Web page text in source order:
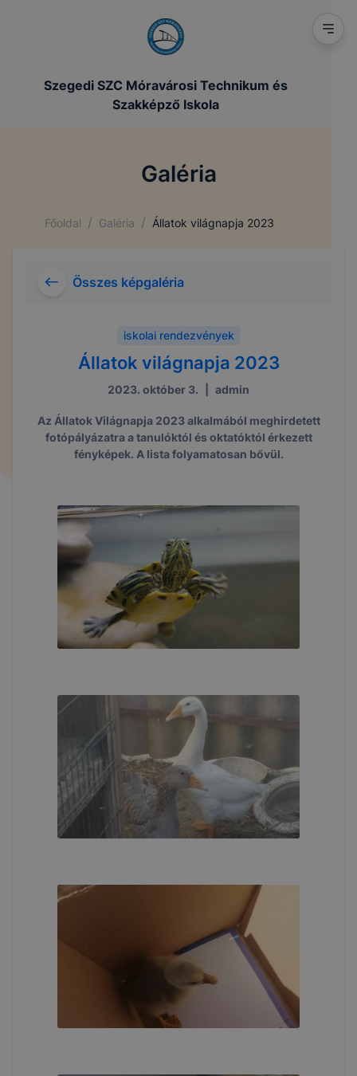
Szegedi SZC Móravárosi Technikum és
Szakképző Iskola
Galéria
Főoldal / Galéria / Állatok világnapja 2023
Összes képgaléria
iskolai rendezvények
Állatok világnapja 2023
2023. október 3. admin
Az Állatok Világnapja 2023 alkalmából meghirdetett
fotópályázatra a tanulóktól és oktatóktól érkezett
fényképek. A lista folyamatosan bővül.